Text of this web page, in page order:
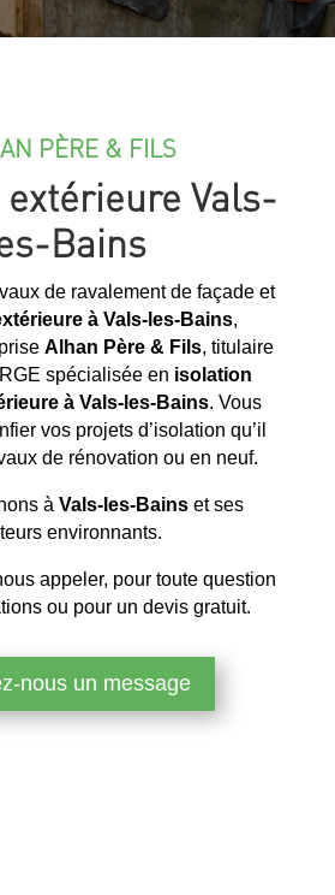
PÈRE & FILS
Vals-
Bains
de ravalement de façade et
à Vals-les-Bains,
Alhan Père & Fils, titulaire
spécialisée en isolation
à Vals-les-Bains. Vous
vos projets d’isolation qu’il
de rénovation ou en neuf.
à Vals-les-Bainset ses
environnants.
appeler, pour toute question
ou pour un devis gratuit.
nous un message